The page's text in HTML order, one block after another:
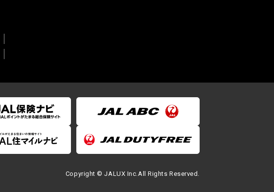
Copyright © JALUX Inc.All Rights Reserved.